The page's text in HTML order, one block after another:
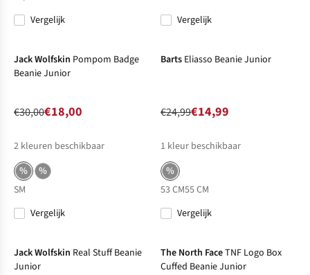
Vergelijk
Vergelijk
Jack Wolfskin Pompom Badge
Beanie Junior
€30,00€18,00
2 kleuren beschikbaar
%
%
SM
Vergelijk
Barts Eliasso Beanie Junior
€24,99€14,99
1 kleur beschikbaar
%
53 CM55 CM
Vergelijk
Jack Wolfskin Real Stuff Beanie
Junior
The North FaceTNF Logo Box
Cuffed Beanie Junior